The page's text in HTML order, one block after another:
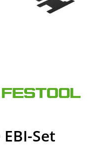
EBI-Set